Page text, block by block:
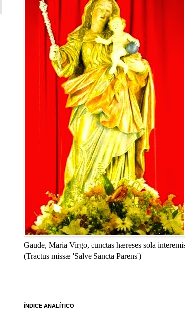
Gaude, Maria Virgo, cunctas hæreses sola
(Tractus missæ 'Salve Sancta Parens')
ÍNDICE ANALÍTICO